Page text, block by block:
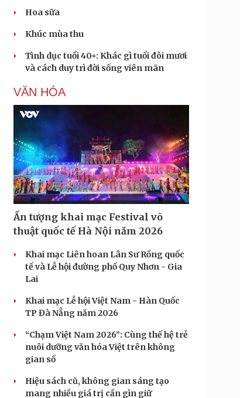
Hoa sữa
Khúc mùa thu
Tình dục tuổi 40+: Khác gì tuổi đôi mươi
và cách duy trì đời sống viên mãn
VĂN HÓA
Ấn tượng khai mạc Festival võ
thuật quốc tế Hà Nội năm 2026
Khai mạc Liên hoan Lân Sư Rồng quốc
tế và Lễ hội đường phố Quy Nhơn - Gia
Lai
Khai mạc Lễ hội Việt Nam - Hàn Quốc
TP Đà Nẵng năm 2026
“Chạm Việt Nam 2026”: Cùng thế hệ trẻ
nuôi dưỡng văn hóa Việt trên không
gian số
Hiệu sách cũ, không gian sáng tạo
mang nhiều giá trị cần gìn giữ